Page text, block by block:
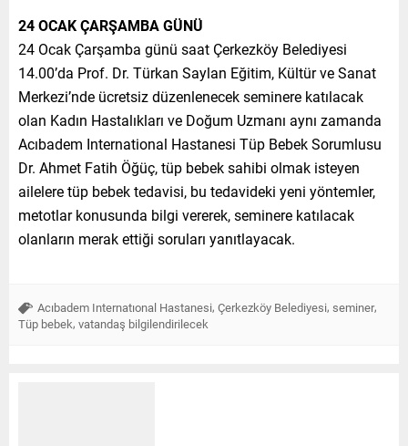
24 OCAK ÇARŞAMBA GÜNÜ
24 Ocak Çarşamba günü saat Çerkezköy Belediyesi
14.00’da Prof. Dr. Türkan Saylan Eğitim, Kültür ve Sanat
Merkezi’nde ücretsiz düzenlenecek seminere katılacak
olan Kadın Hastalıkları ve Doğum Uzmanı aynı zamanda
Acıbadem International Hastanesi Tüp Bebek Sorumlusu
Dr. Ahmet Fatih Öğüç, tüp bebek sahibi olmak isteyen
ailelere tüp bebek tedavisi, bu tedavideki yeni yöntemler,
metotlar konusunda bilgi vererek, seminere katılacak
olanların merak ettiği soruları yanıtlayacak.
Acıbadem Internatıonal Hastanesi, Çerkezköy Belediyesi, seminer,
Tüp bebek, vatandaş bilgilendirilecek